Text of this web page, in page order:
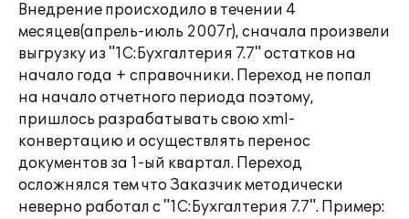
Внедрение происходило в течении 4
месяцев(апрель-июль 2007г), сначала произвели
выгрузку из "1С:Бухгалтерия 7.7" остатков на
начало года + справочники. Переход не попал
на начало отчетного периода поэтому,
пришлось разрабатывать свою xml-
конвертацию и осуществлять перенос
документов за 1-ый квартал. Переход
осложнялся тем что Заказчик методически
неверно работал с "1С:Бухгалтерия 7.7". Пример: